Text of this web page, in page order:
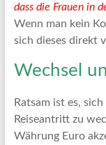
dass die Frauen in
Wenn man kein
sich dieses direkt
Wechsel
Ratsam ist es,
Reiseantritt zu
Währung Euro